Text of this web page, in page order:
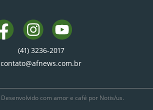
(41) 3236-2017
contato@afnews.com.br
Desenvolvido com amor e café por Notis/us.